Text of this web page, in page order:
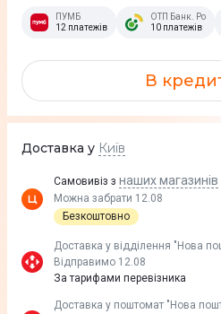
ПУМБ
12 платежів
ОТП Банк.
10 платежів
В
Доставка у Київ
Самовивіз з наших магазинів
Можна забрати 12.08
Безкоштовно
Доставка у вiддiлення "Нова
Відправимо 12.08
За тарифами перевізника
Доставка у поштомат "Нова